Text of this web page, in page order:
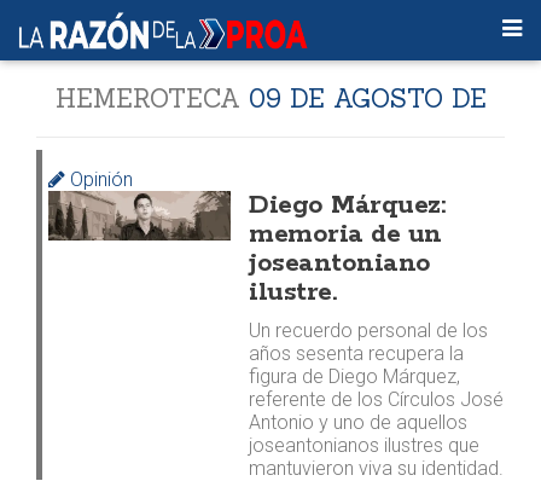
HEMEROTECA 09 DE AGOSTO DE
Opinión
Diego Márquez:
memoria de un
joseantoniano
ilustre.
Un recuerdo personal de los
años sesenta recupera la
figura de Diego Márquez,
referente de los Círculos José
Antonio y uno de aquellos
joseantonianos ilustres que
mantuvieron viva su identidad.